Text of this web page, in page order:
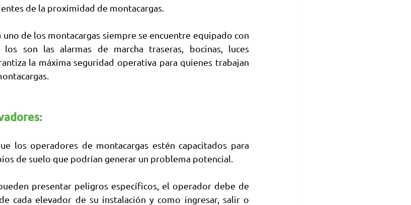
de la proximidad de montacargas.
uno de los montacargas siempre se encuentre equipado con
son las alarmas de marcha traseras, bocinas, luces
la máxima seguridad operativa para quienes trabajan
los operadores de montacargas estén capacitados para
de suelo que podrían generar un problema potencial.
presentar peligros específicos, el operador debe de
cada elevador de su instalación y como ingresar, salir o